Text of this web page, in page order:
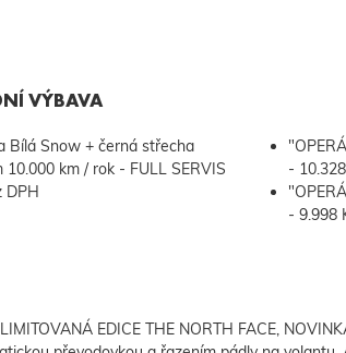
VÝBAVA
Bílá Snow + černá střecha
10.000 km / rok - FULL SERVIS
DPH
-
- 9.998
EDICE THE NORTH FACE,